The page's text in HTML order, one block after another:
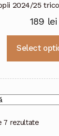
2024/25
189 lei
Select
7 rezultate